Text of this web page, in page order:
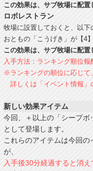
この効果は、サブ牧場に配置
ロボレストラン
牧場に設置しておくと、以下
おともの「こうげき」が【4
この効果は、サブ牧場に配置
入手方法：ランキング順位報
※ランキングの順位に応じて
詳しくは「イベント情報」
新しい効果アイテム
今回、＋以上の「シープ
として登場します。
これらのアイテムは今回
が、
入手後30分経過すると消え